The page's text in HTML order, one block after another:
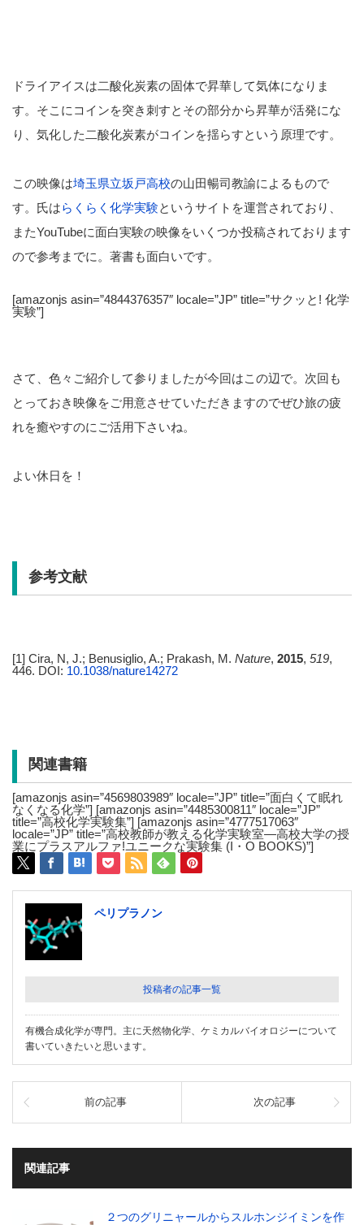
ドライアイスは二酸化炭素の固体で昇華して気体になりま
す。そこにコインを突き刺すとその部分から昇華が活発にな
り、気化した二酸化炭素がコインを揺らすという原理です。
この映像は埼玉県立坂戸高校の山田暢司教諭によるもので
す。氏はらくらく化学実験というサイトを運営されており、
またYouTubeに面白実験の映像をいくつか投稿されております
ので参考までに。著書も面白いです。
[amazonjs asin=”4844376357″ locale=”JP” title=”サクッと! 化学
実験”]
さて、色々ご紹介して参りましたが今回はこの辺で。次回も
とっておき映像をご用意させていただきますのでぜひ旅の疲
れを癒やすのにご活用下さいね。
よい休日を！
参考文献
[1] Cira, N, J.; Benusiglio, A.; Prakash, M. Nature, 2015, 519,
446. DOI: 10.1038/nature14272
関連書籍
[amazonjs asin=”4569803989″ locale=”JP” title=”面白くて眠れ
なくなる化学”] [amazonjs asin=”4485300811″ locale=”JP”
title=”高校化学実験集”] [amazonjs asin=”4777517063″
locale=”JP” title=”高校教師が教える化学実験室―高校大学の授
業にプラスアルファ!ユニークな実験集 (I・O BOOKS)”]
ペリプラノン
投稿者の記事一覧
有機合成化学が専門。主に天然物化学、ケミカルバイオロジーについて
書いていきたいと思います。
前の記事 次の記事
関連記事
２つのグリニャールからスルホンジイミンを作